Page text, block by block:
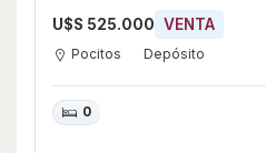
U$S 525.000 VENTA
Pocitos Depósito
0